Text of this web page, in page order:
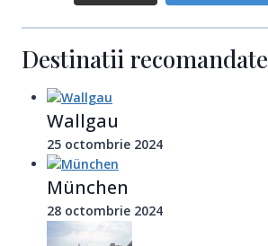
Destinatii recomandate
Wallgau
25 octombrie 2024
München
28 octombrie 2024